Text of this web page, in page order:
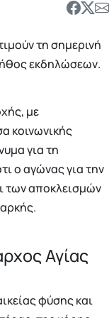
τη σημερινή
εκδηλώσεων.
με
κοινωνικής
για τη
ο αγώνας για την
των αποκλεισμών
Αγίας
φύσης και